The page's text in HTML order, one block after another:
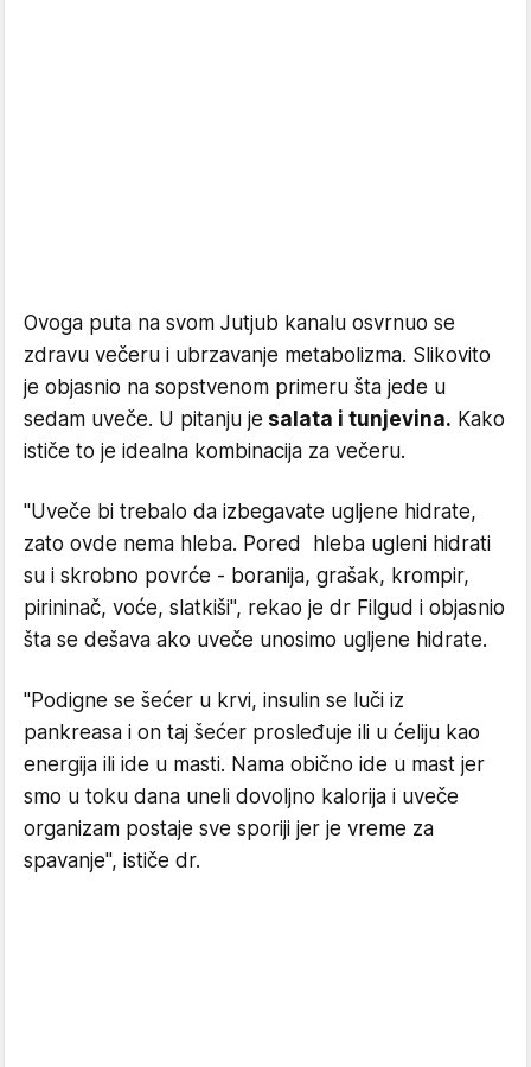
Ovoga puta na svom Jutjub kanalu osvrnuo se
zdravu večeru i ubrzavanje metabolizma. Slikovito
je objasnio na sopstvenom primeru šta jede u
sedam uveče. U pitanju je salata i tunjevina. Kako
ističe to je idealna kombinacija za večeru.
"Uveče bi trebalo da izbegavate ugljene hidrate,
zato ovde nema hleba. Pored hleba ugleni hidrati
su i skrobno povrće - boranija, grašak, krompir,
pirininač, voće, slatkiši", rekao je dr Filgud i objasnio
šta se dešava ako uveče unosimo ugljene hidrate.
"Podigne se šećer u krvi, insulin se luči iz
pankreasa i on taj šećer prosleđuje ili u ćeliju kao
energija ili ide u masti. Nama obično ide u mast jer
smo u toku dana uneli dovoljno kalorija i uveče
organizam postaje sve sporiji jer je vreme za
spavanje", ističe dr.